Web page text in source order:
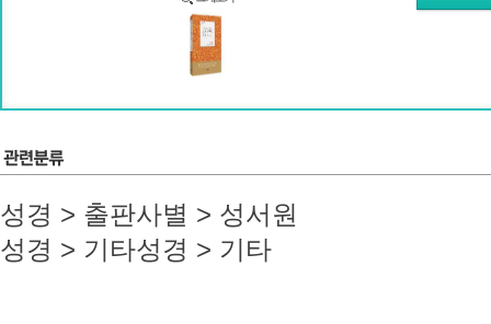
성경 > 출판사별 > 성서원
성경 > 기타성경 > 기타